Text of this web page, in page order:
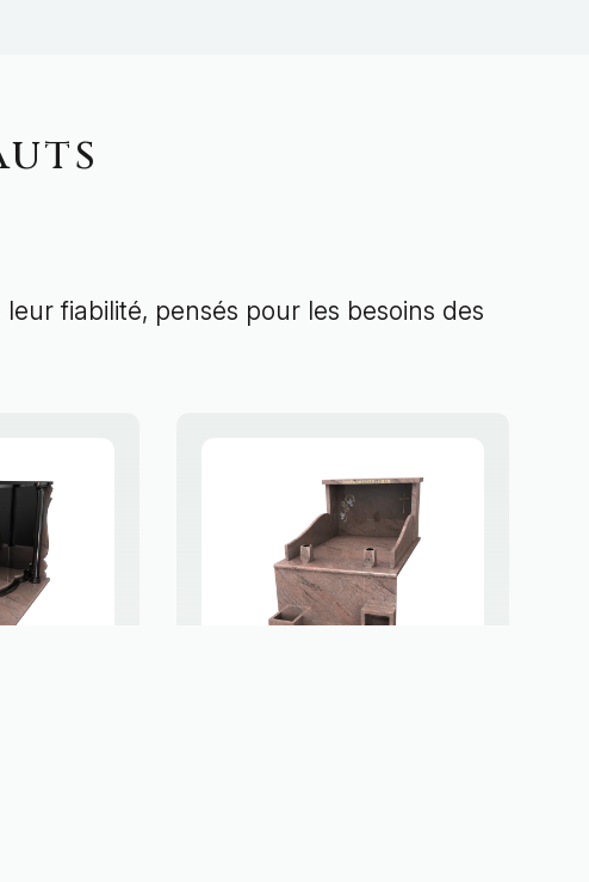
fiabilité, pensés pour les besoins des